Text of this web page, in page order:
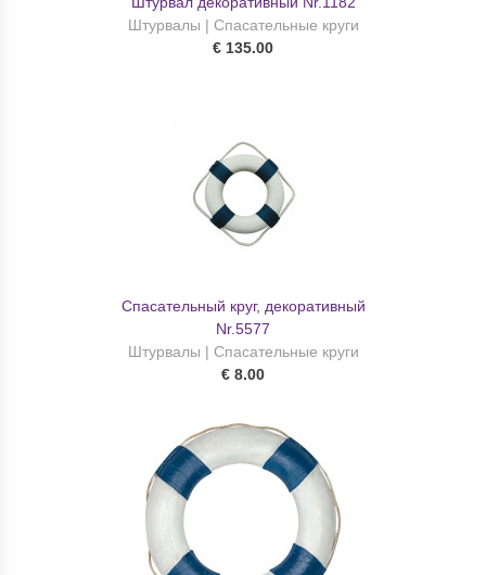
Штурвалы | Спасательные круги
€ 135.00
Спасательный круг, декоративный
Nr.5577
Штурвалы | Спасательные круги
€ 8.00